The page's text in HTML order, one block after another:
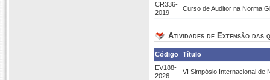
CR336-
2019
Curso de Auditor na Norma
Atividades de Extensão das
Código Título
EV188-
2026
VI Simpósio Internacional de